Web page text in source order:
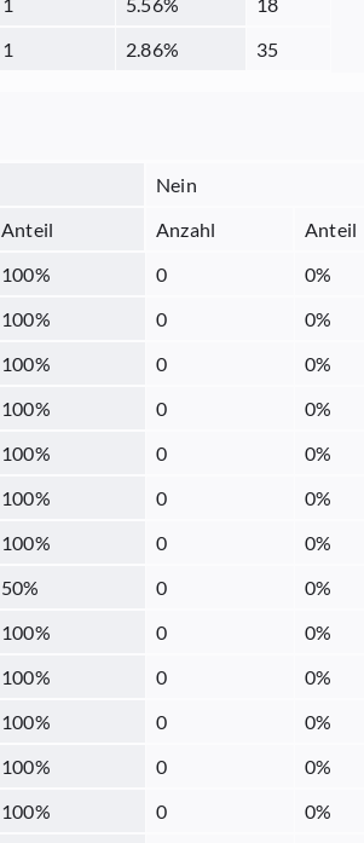
1 2.86% 35
Nein
Anteil Anzahl Anteil
100% 0 0%
100% 0 0%
100% 0 0%
100% 0 0%
100% 0 0%
100% 0 0%
100% 0 0%
50% 0 0%
100% 0 0%
100% 0 0%
100% 0 0%
100% 0 0%
100% 0 0%